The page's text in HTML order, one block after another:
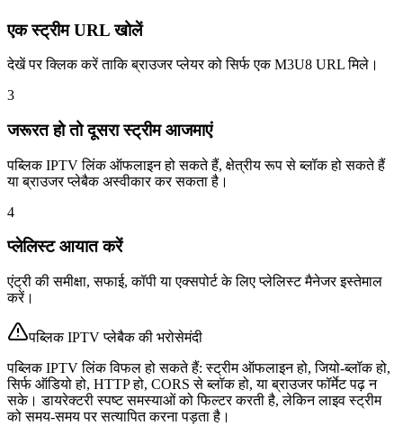
एक स्ट्रीम URL खोलें
देखें पर क्लिक करें ताकि ब्राउजर प्लेयर को सिर्फ एक M3U8 URL मिले।
3
जरूरत हो तो दूसरा स्ट्रीम आजमाएं
पब्लिक IPTV लिंक ऑफलाइन हो सकते हैं, क्षेत्रीय रूप से ब्लॉक हो सकते हैं
या ब्राउजर प्लेबैक अस्वीकार कर सकता है।
4
प्लेलिस्ट आयात करें
एंट्री की समीक्षा, सफाई, कॉपी या एक्सपोर्ट के लिए प्लेलिस्ट मैनेजर इस्तेमाल
करें।
पब्लिक IPTV प्लेबैक की भरोसेमंदी
पब्लिक IPTV लिंक विफल हो सकते हैं: स्ट्रीम ऑफलाइन हो, जियो-ब्लॉक हो,
सिर्फ ऑडियो हो, HTTP हो, CORS से ब्लॉक हो, या ब्राउजर फॉर्मेट पढ़ न
सके। डायरेक्टरी स्पष्ट समस्याओं को फिल्टर करती है, लेकिन लाइव स्ट्रीम
को समय-समय पर सत्यापित करना पड़ता है।